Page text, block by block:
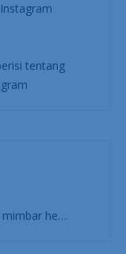
tentang
mimbar he…